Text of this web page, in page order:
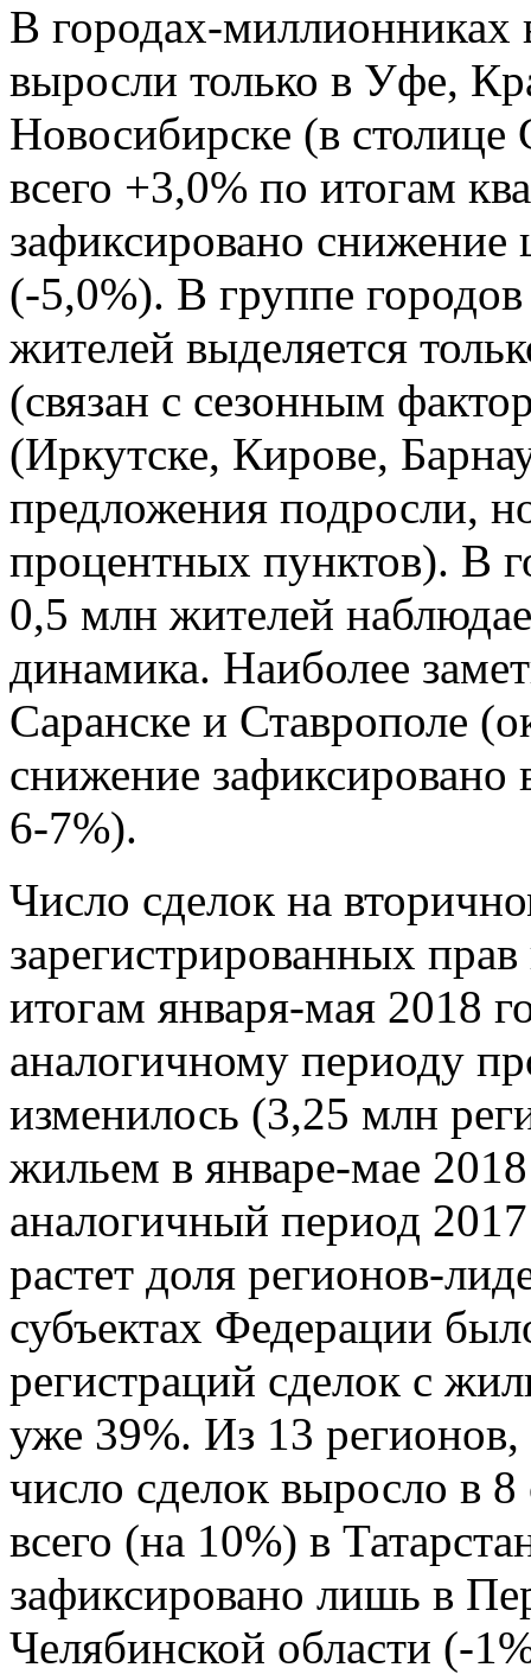
В городах-миллионниках
выросли только в Уфе,
Новосибирске (в
всего +3,0% по итогам
зафиксировано снижение
(-5,0%). В группе
жителей выделяется
(связан с сезонным
(Иркутске, Кирове,
предложения подросли,
процентных пунктов). В
0,5 млн жителей
динамика. Наиболее
Саранске и Ставрополе
снижение
6-7%).
Число сделок на
зарегистрированных
итогам января-мая 2018
аналогичному периоду
изменилось (3,25 млн
жильем в январе-мае
аналогичный период
растет доля регионов-
субъектах Федерации
регистраций сделок с
уже 39%. Из 13
число сделок выросло в
всего (на 10%) в
зафиксировано лишь в
Челябинской области (-